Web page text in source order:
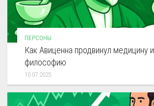
ПЕРСОНЫ
Как Авиценна продвинул медицину и
философию
10.07.2025